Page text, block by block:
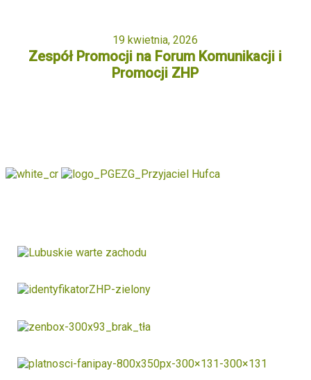
19 kwietnia, 2026
Zespół Promocji na Forum Komunikacji i
Promocji ZHP